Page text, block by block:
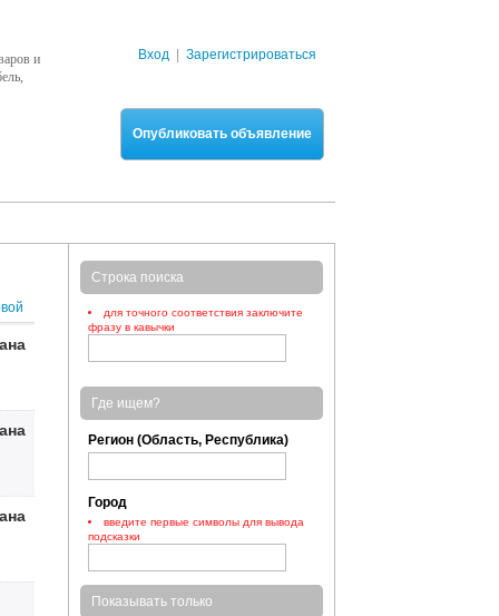
и
Вход Зарегистрироваться
Опубликовать объявление
Строка поиска
для точного соответствия заключите
фразу в кавычки
Где ищем?
Регион (Область, Республика)
Город
введите первые символы для вывода
подсказки
Показывать только